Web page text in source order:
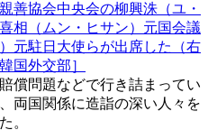
善協会中央会の柳興洙（ユ・
相（ムン・ヒサン）元国会議
元駐日大使らが出席した（右
国外交部］
償問題などで行き詰まってい
両国関係に造詣の深い人々を
。